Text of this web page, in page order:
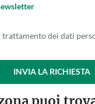
trattamento dei dati
INVIA LA RICHIESTA